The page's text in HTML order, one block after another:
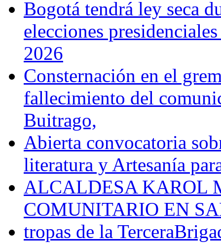
Bogotá tendrá ley seca
elecciones
2026
Consternación en el
fallecimiento del
Buitrago,
Abierta convocatoria
literatura y Artesanía
ALCALDESA KAROL
COMUNITARIO EN
tropas de la